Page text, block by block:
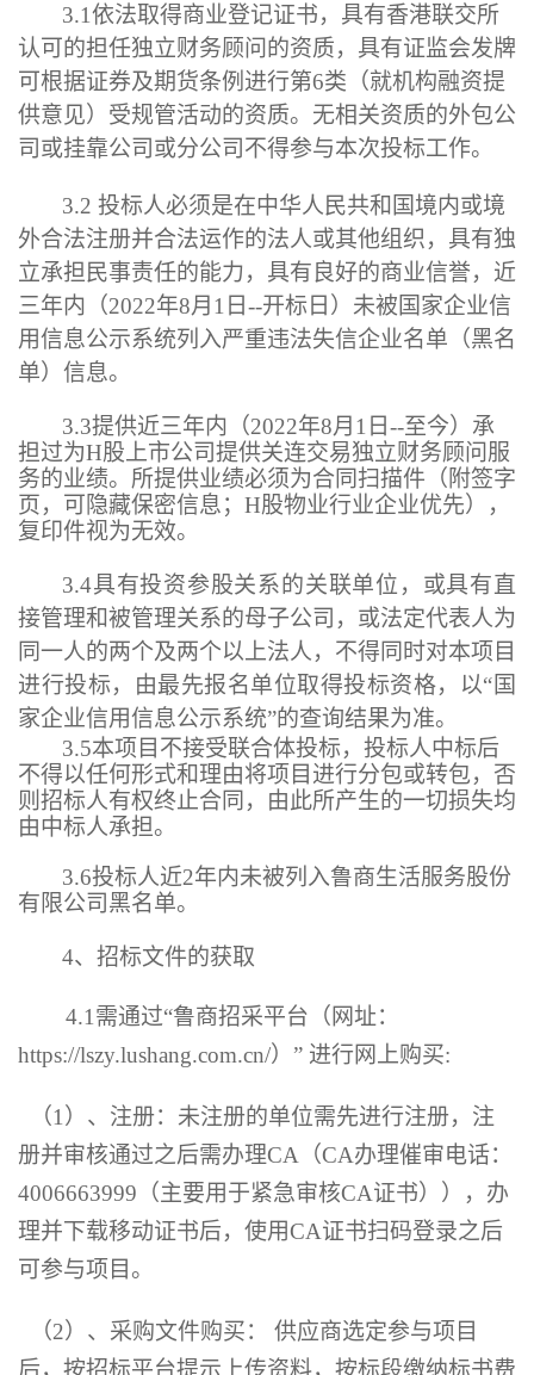
3.1依法取得商业登记证书，具有香港联交所
认可的担任独立财务顾问的资质， 具有证监会发牌
可根据证券及期货条例进行第6类（就机构融资提
供意见）受规管活动的资质。 无相关资质的外包公
司或挂靠公司或分公司不得参与本次投标工作。
3.2 投标人必须是在中华人民共和国境内或境
外合法注册并合法运作的法人或其他组织，具有独
立承担民事责任的能力，具有良好的商业信誉，近
三年内（2022年8月 1 日--开标日 ）未被国家企业信
用信息公示系统列入严重违法失信企业名单（黑名
单）信息。
3.3提供近三年内（2022年8月 1 日--至今）承
担过为H股上市公司提供关连交易独立财务顾问服
务的业绩。所提供业绩必须为合同扫描件（ 附签字
页，可隐藏保密信息； H股物业行业企业优先），
复印件视为无效。
3.4具有投资参股关系的关联单位，或具有直
接管理和被管理关系的母子公司，或法定代表人为
同一人的两个及两个以上法人，不得同时对本项目
进行投标，由最先报名单位取得投标资格，以“国
家企业信用信息公示系统”的查询结果为准。
3.5本项目不接受联合体投标，投标人中标后
不得以任何形式和理由将项目进行分包或转包，否
则招标人有权终止合同，由此所产生的一切损失均
由中标人承担。
3.6投标人近2年内未被列入鲁商生活服务股份
有限公司黑名单。
4、 招标文件的获取
4.1 需通过“鲁商招采平台（网址：
https://lszy.lushang.com.cn/）” 进行网上购买:
（1 ）、注册：未注册的单位需先进行注册，注
册并审核通过之后需办理CA （CA办理催审电话：
4006663999 （主要用于紧急审核CA证书）），办
理并下载移动证书后，使用CA证书扫码登录之后
可参与项目。
（2）、采购文件购买： 供应商选定参与项目
后，按招标平台提示上传资料，按标段缴纳标书费